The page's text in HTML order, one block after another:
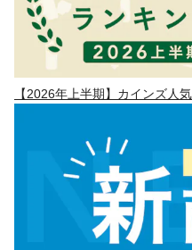
【2026年上半期】カインズ人